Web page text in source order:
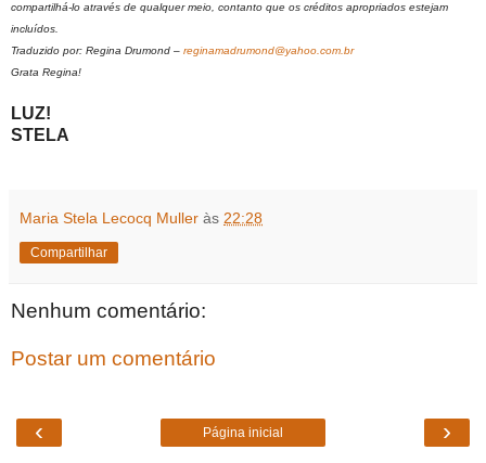
compartilhá-lo através de qualquer meio, contanto que os créditos apropriados estejam
incluídos.
Traduzido por: Regina Drumond – reginamadrumond@yahoo.com.br
Grata Regina!
LUZ!
STELA
Maria Stela Lecocq Muller às 22:28
Compartilhar
Nenhum comentário:
Postar um comentário
‹ ›
Página inicial